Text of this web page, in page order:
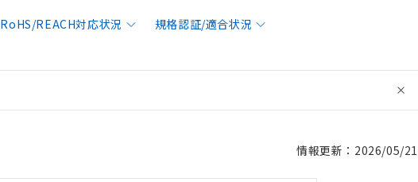
RoHS/REACH対応状況 規格認証/適合状況
情報更新：2026/05/21